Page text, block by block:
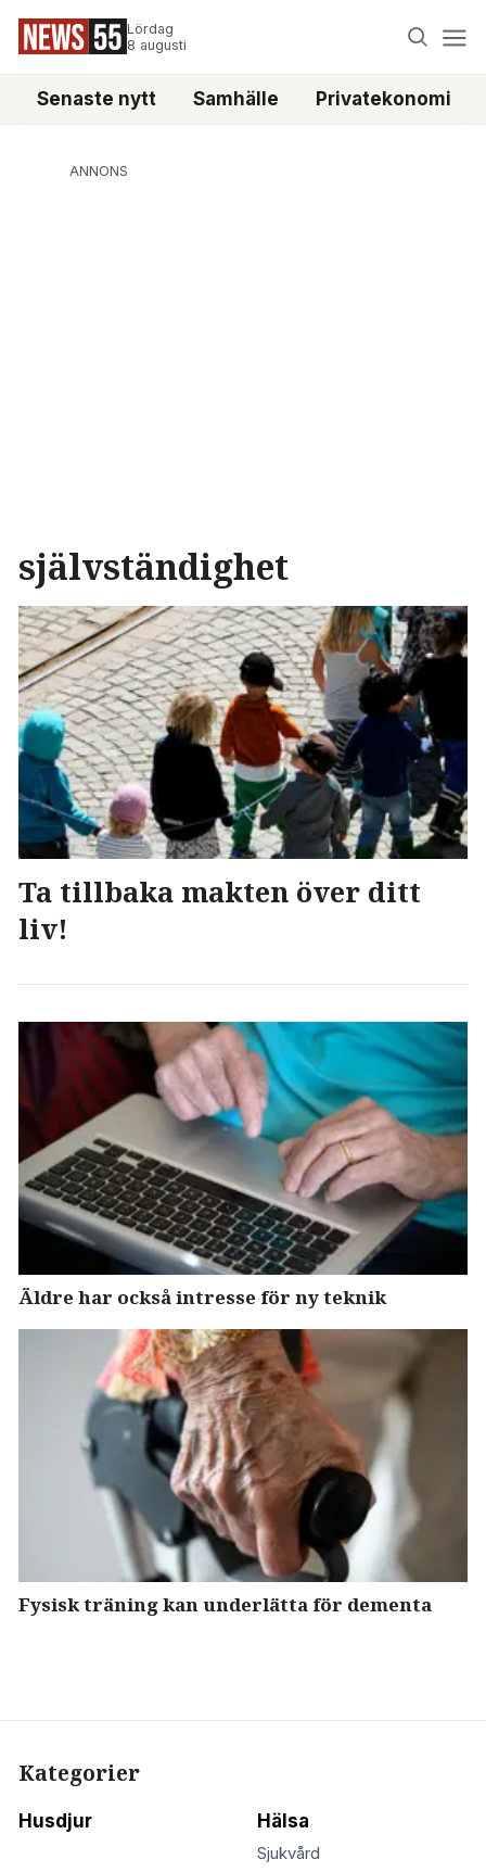
Lördag
8 augusti
Senaste nytt Samhälle Privatekonomi
ANNONS
självständighet
Ta tillbaka makten över ditt
liv!
Äldre har också intresse för ny teknik
Fysisk träning kan underlätta för dementa
Kategorier
Husdjur Hälsa
Sjukvård